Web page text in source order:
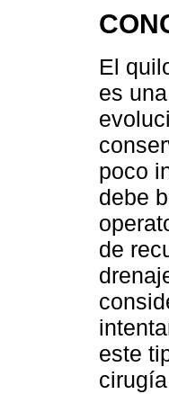
El
es
poco
debe
de
este